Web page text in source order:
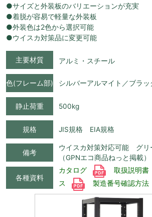
●サイズと外装板のバリエーションが充実
●着脱が容易で軽量な外装板
●外装色は2色から選択可能
●ウイスカ対策品に変更可能
主要材質 アルミ・スチール
色(フレーム部) シルバーアルマイト／ブラッ
静止荷重 500kg
規格 JIS規格 EIA規格
備考
ウイスカ対策対応可能 グリ
（GPNエコ商品ねっと掲載）
各種資料
カタログ 取扱説明書
ス
製造番号確認方法